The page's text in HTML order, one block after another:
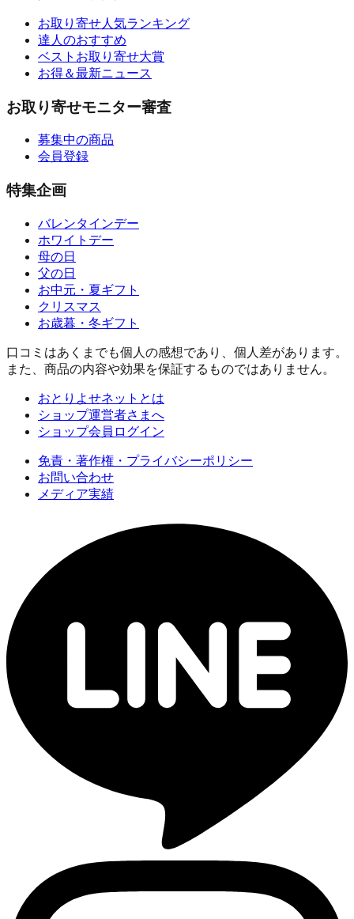
お取り寄せ人気ランキング
達人のおすすめ
ベストお取り寄せ大賞
お得＆最新ニュース
お取り寄せモニター審査
募集中の商品
会員登録
特集企画
バレンタインデー
ホワイトデー
母の日
父の日
お中元・夏ギフト
クリスマス
お歳暮・冬ギフト
口コミはあくまでも個人の感想であり、個人差があります。
また、商品の内容や効果を保証するものではありません。
おとりよせネットとは
ショップ運営者さまへ
ショップ会員ログイン
免責・著作権・プライバシーポリシー
お問い合わせ
メディア実績